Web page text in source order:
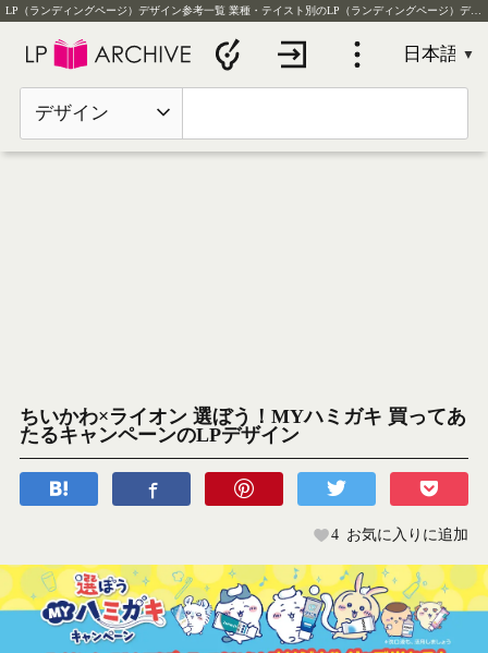
LP（ランディングページ）デザイン参考一覧 業種・テイスト別のLP（ランディングページ）デザイン実例を毎日更新
デザイン
ちいかわ×ライオン 選ぼう！MYハミガキ 買ってあ
たるキャンペーンのLPデザイン
4 お気に入りに追加